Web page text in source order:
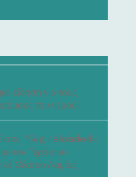
είδηση για τους
του νερού!
Ύλης reloaded»:
τον Γεράσιμο
Θέατρο Λαμίας